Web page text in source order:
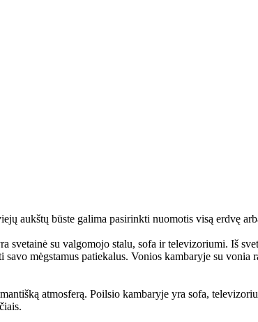
aukštų būste galima pasirinkti nuomotis visą erdvę
svetainė su valgomojo stalu, sofa ir televizoriumi. Iš
mėgstamus patiekalus. Vonios kambaryje su
atmosferą. Poilsio kambaryje yra sofa,